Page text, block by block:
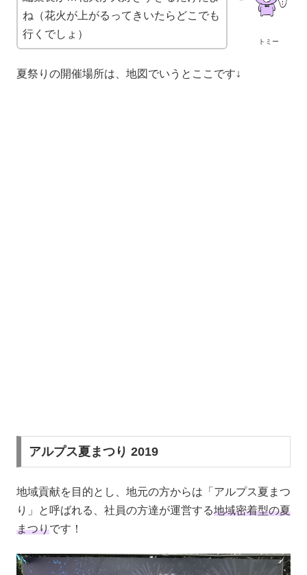
トミー
ね（花火が上がるってきいたらどこでも
行くでしょ）
夏祭りの開催場所は、地図でいうとここです↓
アルプス夏まつり 2019
地域貢献を目的とし、地元の方からは「アルプス夏まつ
り」と呼ばれる、社員の方達が運営する地域密着型の夏
まつりです！